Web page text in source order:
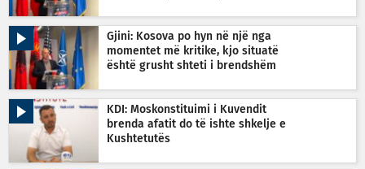
Gjini: Kosova po hyn në një nga
momentet më kritike, kjo situatë
është grusht shteti i brendshëm
KDI: Moskonstituimi i Kuvendit
brenda afatit do të ishte shkelje e
Kushtetutës